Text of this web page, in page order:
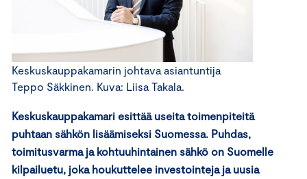
Keskuskauppakamarin johtava asiantuntija
Teppo Säkkinen. Kuva: Liisa Takala.
Keskuskauppakamari esittää useita toimenpiteitä
puhtaan sähkön lisäämiseksi Suomessa. Puhdas,
toimitusvarma ja kohtuuhintainen sähkö on Suomelle
kilpailuetu, joka houkuttelee investointeja ja uusia